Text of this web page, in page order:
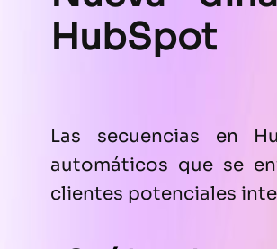
HubSpot
Las secuencias en
automáticos que se
clientes potenciales